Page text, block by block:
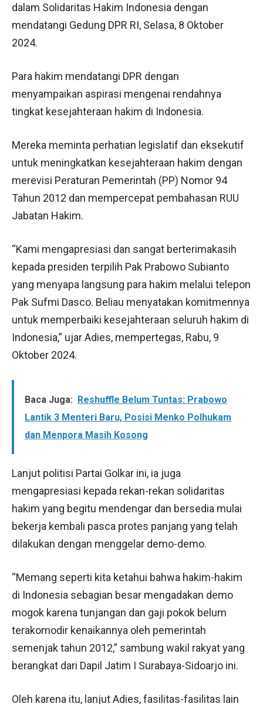
dalam Solidaritas Hakim Indonesia dengan
mendatangi Gedung DPR RI, Selasa, 8 Oktober
2024.
Para hakim mendatangi DPR dengan
menyampaikan aspirasi mengenai rendahnya
tingkat kesejahteraan hakim di Indonesia.
Mereka meminta perhatian legislatif dan eksekutif
untuk meningkatkan kesejahteraan hakim dengan
merevisi Peraturan Pemerintah (PP) Nomor 94
Tahun 2012 dan mempercepat pembahasan RUU
Jabatan Hakim.
“Kami mengapresiasi dan sangat berterimakasih
kepada presiden terpilih Pak Prabowo Subianto
yang menyapa langsung para hakim melalui telepon
Pak Sufmi Dasco. Beliau menyatakan komitmennya
untuk memperbaiki kesejahteraan seluruh hakim di
Indonesia,” ujar Adies, mempertegas, Rabu, 9
Oktober 2024.
Baca Juga: Reshuffle Belum Tuntas: Prabowo
Lantik 3 Menteri Baru, Posisi Menko Polhukam
dan Menpora Masih Kosong
Lanjut politisi Partai Golkar ini, ia juga
mengapresiasi kepada rekan-rekan solidaritas
hakim yang begitu mendengar dan bersedia mulai
bekerja kembali pasca protes panjang yang telah
dilakukan dengan menggelar demo-demo.
“Memang seperti kita ketahui bahwa hakim-hakim
di Indonesia sebagian besar mengadakan demo
mogok karena tunjangan dan gaji pokok belum
terakomodir kenaikannya oleh pemerintah
semenjak tahun 2012,” sambung wakil rakyat yang
berangkat dari Dapil Jatim I Surabaya-Sidoarjo ini.
Oleh karena itu, lanjut Adies, fasilitas-fasilitas lain